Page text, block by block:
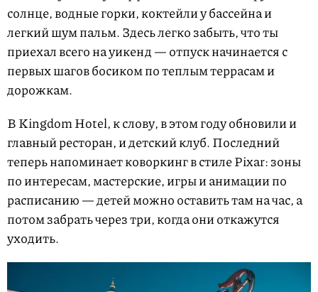
солнце, водные горки, коктейли у бассейна и
легкий шум пальм. Здесь легко забыть, что ты
приехал всего на уикенд — отпуск начинается с
первых шагов босиком по теплым террасам и
дорожкам.
В Kingdom Hotel, к слову, в этом году обновили и
главный ресторан, и детский клуб. Последний
теперь напоминает коворкинг в стиле Pixar: зоны
по интересам, мастерские, игры и анимации по
расписанию — детей можно оставить там на час, а
потом забрать через три, когда они откажутся
уходить.